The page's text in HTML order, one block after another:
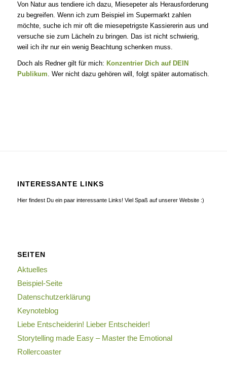
Von Natur aus tendiere ich dazu, Miesepeter als Herausforderung
zu begreifen. Wenn ich zum Beispiel im Supermarkt zahlen
möchte, suche ich mir oft die miesepetrigste Kassiererin aus und
versuche sie zum Lächeln zu bringen. Das ist nicht schwierig,
weil ich ihr nur ein wenig Beachtung schenken muss.
Doch als Redner gilt für mich: Konzentrier Dich auf DEIN
Publikum. Wer nicht dazu gehören will, folgt später automatisch.
INTERESSANTE LINKS
Hier findest Du ein paar interessante Links! Viel Spaß auf unserer Website :)
SEITEN
Aktuelles
Beispiel-Seite
Datenschutzerklärung
Keynoteblog
Liebe Entscheiderin! Lieber Entscheider!
Storytelling made Easy – Master the Emotional
Rollercoaster